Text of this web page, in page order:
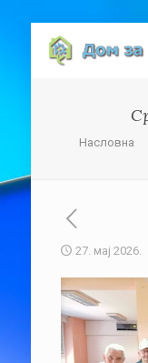
Насловна
27. мај 2026.